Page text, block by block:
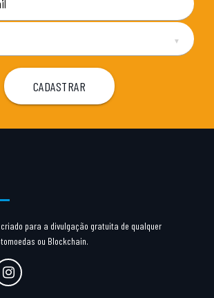
▼
para a divulgação gratuita de qualquer
ou Blockchain.